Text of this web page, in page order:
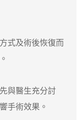
式及術後恢復而
與醫生充分討
手術效果。